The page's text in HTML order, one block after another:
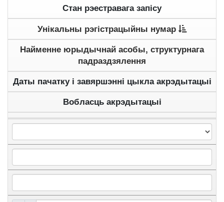
Стан рэестравага запісу
Унікальны рэгістрацыйны нумар
Найменне юрыдычнай асобы, структурнага
падраздзялення
Даты пачатку і завяршэнні цыкла акрэдытацыі
Вобласць акрэдытацыі